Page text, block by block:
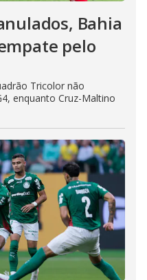
Bahia
pelo
Tricolor não
enquanto Cruz-Maltino